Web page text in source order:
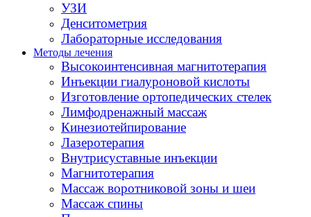
УЗИ
Денситометрия
Лабораторные исследования
Методы лечения
Высокоинтенсивная магнитотерапия
Инъекции гиалуроновой кислоты
Изготовление ортопедических стелек
Лимфодренажный массаж
Кинезиотейпирование
Лазеротерапия
Внутрисуставные инъекции
Магнитотерапия
Массаж воротниковой зоны и шеи
Массаж спины